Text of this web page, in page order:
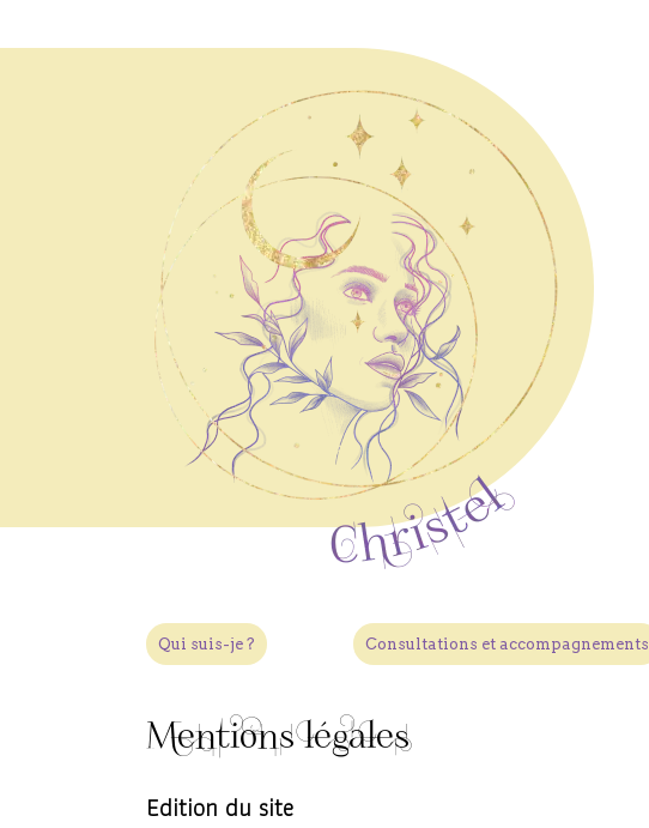
Qui suis-je ? Consultations et accompagnements
Mentions légales
Edition du site